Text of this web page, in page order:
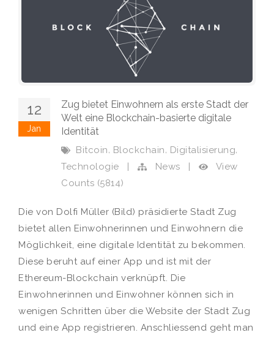
12
Jan
Zug bietet Einwohnern als erste Stadt der
Welt eine Blockchain-basierte digitale
Identität
Bitcoin, Blockchain, Digitalisierung,
Technologie
| News |
View
Counts (5814)
Die von Dolfi Müller (Bild) präsidierte Stadt Zug
bietet allen Einwohnerinnen und Einwohnern die
Möglichkeit, eine digitale Identität zu bekommen.
Diese beruht auf einer App und ist mit der
Ethereum-Blockchain verknüpft. Die
Einwohnerinnen und Einwohner können sich in
wenigen Schritten über die Website der Stadt Zug
und eine App registrieren. Anschliessend geht man